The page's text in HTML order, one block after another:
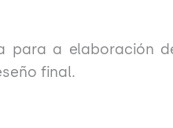
a elaboración
final.